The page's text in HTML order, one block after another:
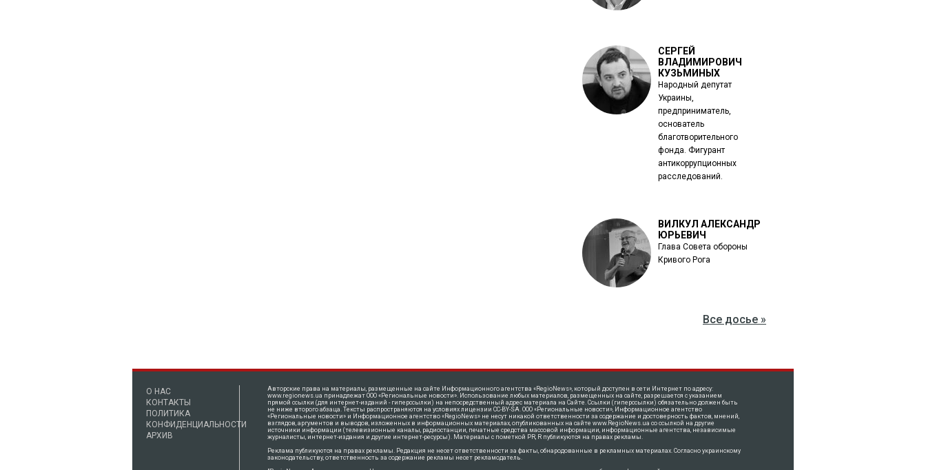
СЕРГЕЙ
ВЛАДИМИРОВИЧ
КУЗЬМИНЫХ
Народный депутат
Украины,
предприниматель,
основатель
благотворительного
фонда. Фигурант
антикоррупционных
расследований.
ВИЛКУЛ АЛЕКСАНДР
ЮРЬЕВИЧ
Глава Совета обороны
Кривого Рога
Все досье »
О НАС
КОНТАКТЫ
ПОЛИТИКА
КОНФИДЕНЦИАЛЬНОСТИ
АРХИВ
Авторские права на материалы, размещенные на сайте Информационного агентства «RegioNews», который доступен в сети Интернет по адресу:
www.regionews.ua принадлежат ООО «Региональные новости». Использование любых материалов, размещенных на сайте, разрешается с указанием
прямой ссылки (для интернет-изданий - гиперссылки) на непосредственный адрес материала на Сайте. Ссылки (гиперссылки) обязательно должен быть
не ниже второго абзаца. Тексты распространяются нa условиях лицензии CC-BY-SA. ООО «Региональные новости», Информационное агентство
«Региональные новости» и Информационное агентство «RegioNews» не несут никакой ответственности за содержание и достоверность фактов, мнений,
взглядов, аргументов и выводов, изложенных в информационных материалах, опубликованных на сайте www.RegioNews.ua со ссылкой на другие
источники информации (телевизионные каналы, радиостанции, печатные средства массовой информации, информационные агентства, независимые
журналисты, интернет-издания и другие интернет-ресурсы). Материалы с пометкой PR, R публикуются на правах рекламы.
Реклама публикуются на правах рекламы. Редакция не несет ответственности за факты, обнародованные в рекламных материалах. Согласно украинскому
законодательству, ответственность за содержание рекламы несет рекламодатель.